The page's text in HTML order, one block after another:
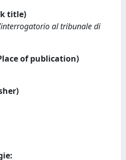
title)
al tribunale di
of publication)